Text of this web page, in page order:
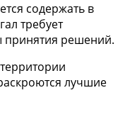
содержать в
требует
принятия решений.
лучшие